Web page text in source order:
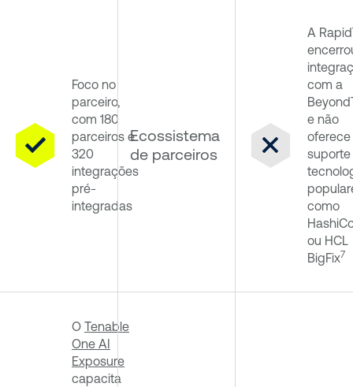
Foco no
parceiro,
com 180
parceiros e
320
integrações
pré-
integradas
Ecossistema
de parceiros
A
com a
e não
oferece
suporte
como
ou HCL
BigFix7
O Tenable
One AI
Exposure
capacita